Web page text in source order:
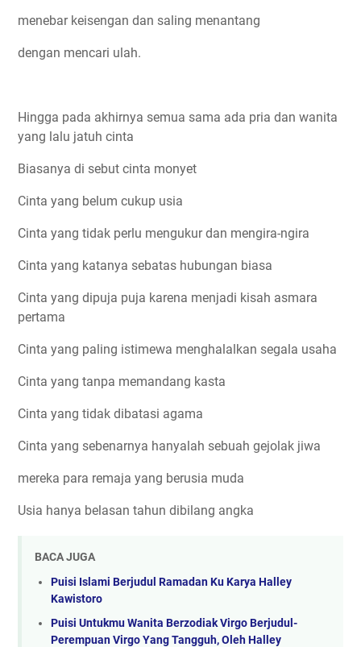
menebar keisengan dan saling menantang
dengan mencari ulah.
Hingga pada akhirnya semua sama ada pria dan wanita
yang lalu jatuh cinta
Biasanya di sebut cinta monyet
Cinta yang belum cukup usia
Cinta yang tidak perlu mengukur dan mengira-ngira
Cinta yang katanya sebatas hubungan biasa
Cinta yang dipuja puja karena menjadi kisah asmara
pertama
Cinta yang paling istimewa menghalalkan segala usaha
Cinta yang tanpa memandang kasta
Cinta yang tidak dibatasi agama
Cinta yang sebenarnya hanyalah sebuah gejolak jiwa
mereka para remaja yang berusia muda
Usia hanya belasan tahun dibilang angka
BACA JUGA
Puisi Islami Berjudul Ramadan Ku Karya Halley
Kawistoro
Puisi Untukmu Wanita Berzodiak Virgo Berjudul-
Perempuan Virgo Yang Tangguh, Oleh Halley